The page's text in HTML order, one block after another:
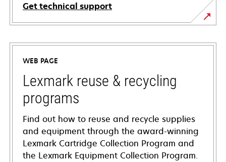
Get technical support
opens
in
new
tab
WEB PAGE
Lexmark reuse & recycling
programs
Find out how to reuse and recycle supplies
and equipment through the award-winning
Lexmark Cartridge Collection Program and
the Lexmark Equipment Collection Program.